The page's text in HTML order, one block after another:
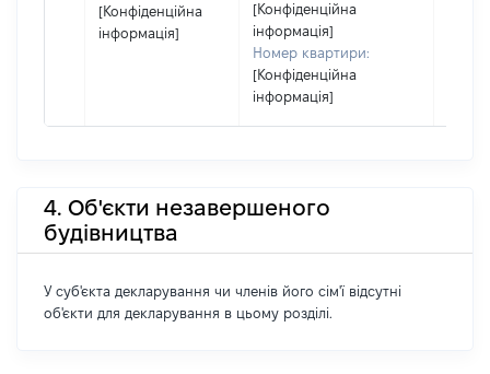
[Конфіденційна
інформація]
[Конфіденційна
інформація]
Номер квартири:
[Конфіденційна
інформація]
4. Об'єкти незавершеного
будівництва
У суб'єкта декларування чи членів його сім'ї відсутні
об'єкти для декларування в цьому розділі.